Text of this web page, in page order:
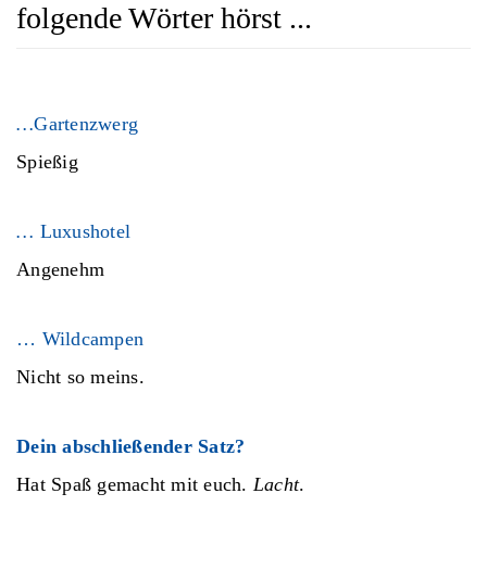
folgende Wörter hörst ...
…Gartenzwerg
Spießig
… Luxushotel
Angenehm
… Wildcampen
Nicht so meins.
Dein abschließender Satz?
Hat Spaß gemacht mit euch. Lacht.